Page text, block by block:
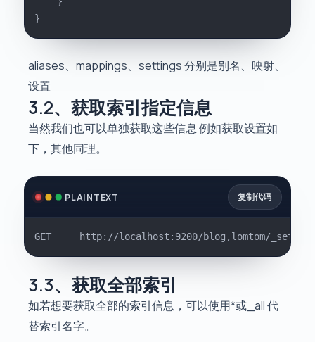
}
aliases、mappings、settings 分别是别名、映射、
设置
3.2、获取索引指定信息
当然我们也可以单独获取这些信息 例如获取设置如
下，其他同理。
PLAINTEXT 复制代码
GET		http://localhost:9200/blog,lomtom/
3.3、获取全部索引
如若想要获取全部的索引信息，可以使用*或_all 代
替索引名字。